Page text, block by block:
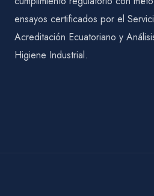
ensayos certificados por el
Acreditación Ecuatoriano y
Higiene Industrial.